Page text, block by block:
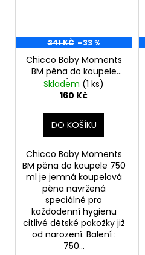
241 KČ –33 %
Chicco Baby Moments
BM pěna do koupele
750 ml(poškozený
aplikátor)
Skladem (1 ks)
160 Kč
DO KOŠÍKU
Chicco Baby Moments
BM pěna do koupele 750
ml je jemná koupelová
pěna navržená
speciálně pro
každodenní hygienu
citlivé dětské pokožky již
od narození. Balení :
750...